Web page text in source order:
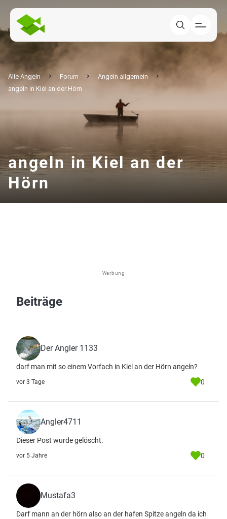
Alle Angeln Forum
Angeln allgemein
angeln in Kiel an der Hörn
angeln in Kiel an der
Hörn
Werbung
Beiträge
Der Angler 1133
darf man mit so einem Vorfach in Kiel an der Hörn angeln?
vor 3 Tage 0
Angler4711
Dieser Post wurde gelöscht.
vor 5 Jahre 0
Mustafa3
Darf mann an der hörn also an der hafen Spitze angeln da ich